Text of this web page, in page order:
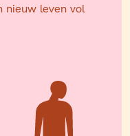
nieuw leven vol